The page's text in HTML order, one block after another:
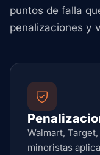
puntos de falla
penalizaciones y
Walmart,
minoristas